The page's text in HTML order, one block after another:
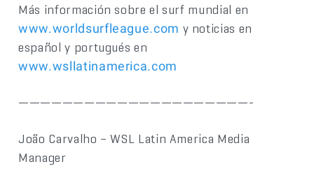
Más información sobre el surf mundial en
www.worldsurfleague.com y noticias en
español y portugués en
www.wsllatinamerica.com
—————————————————————-
João Carvalho – WSL Latin America Media
Manager